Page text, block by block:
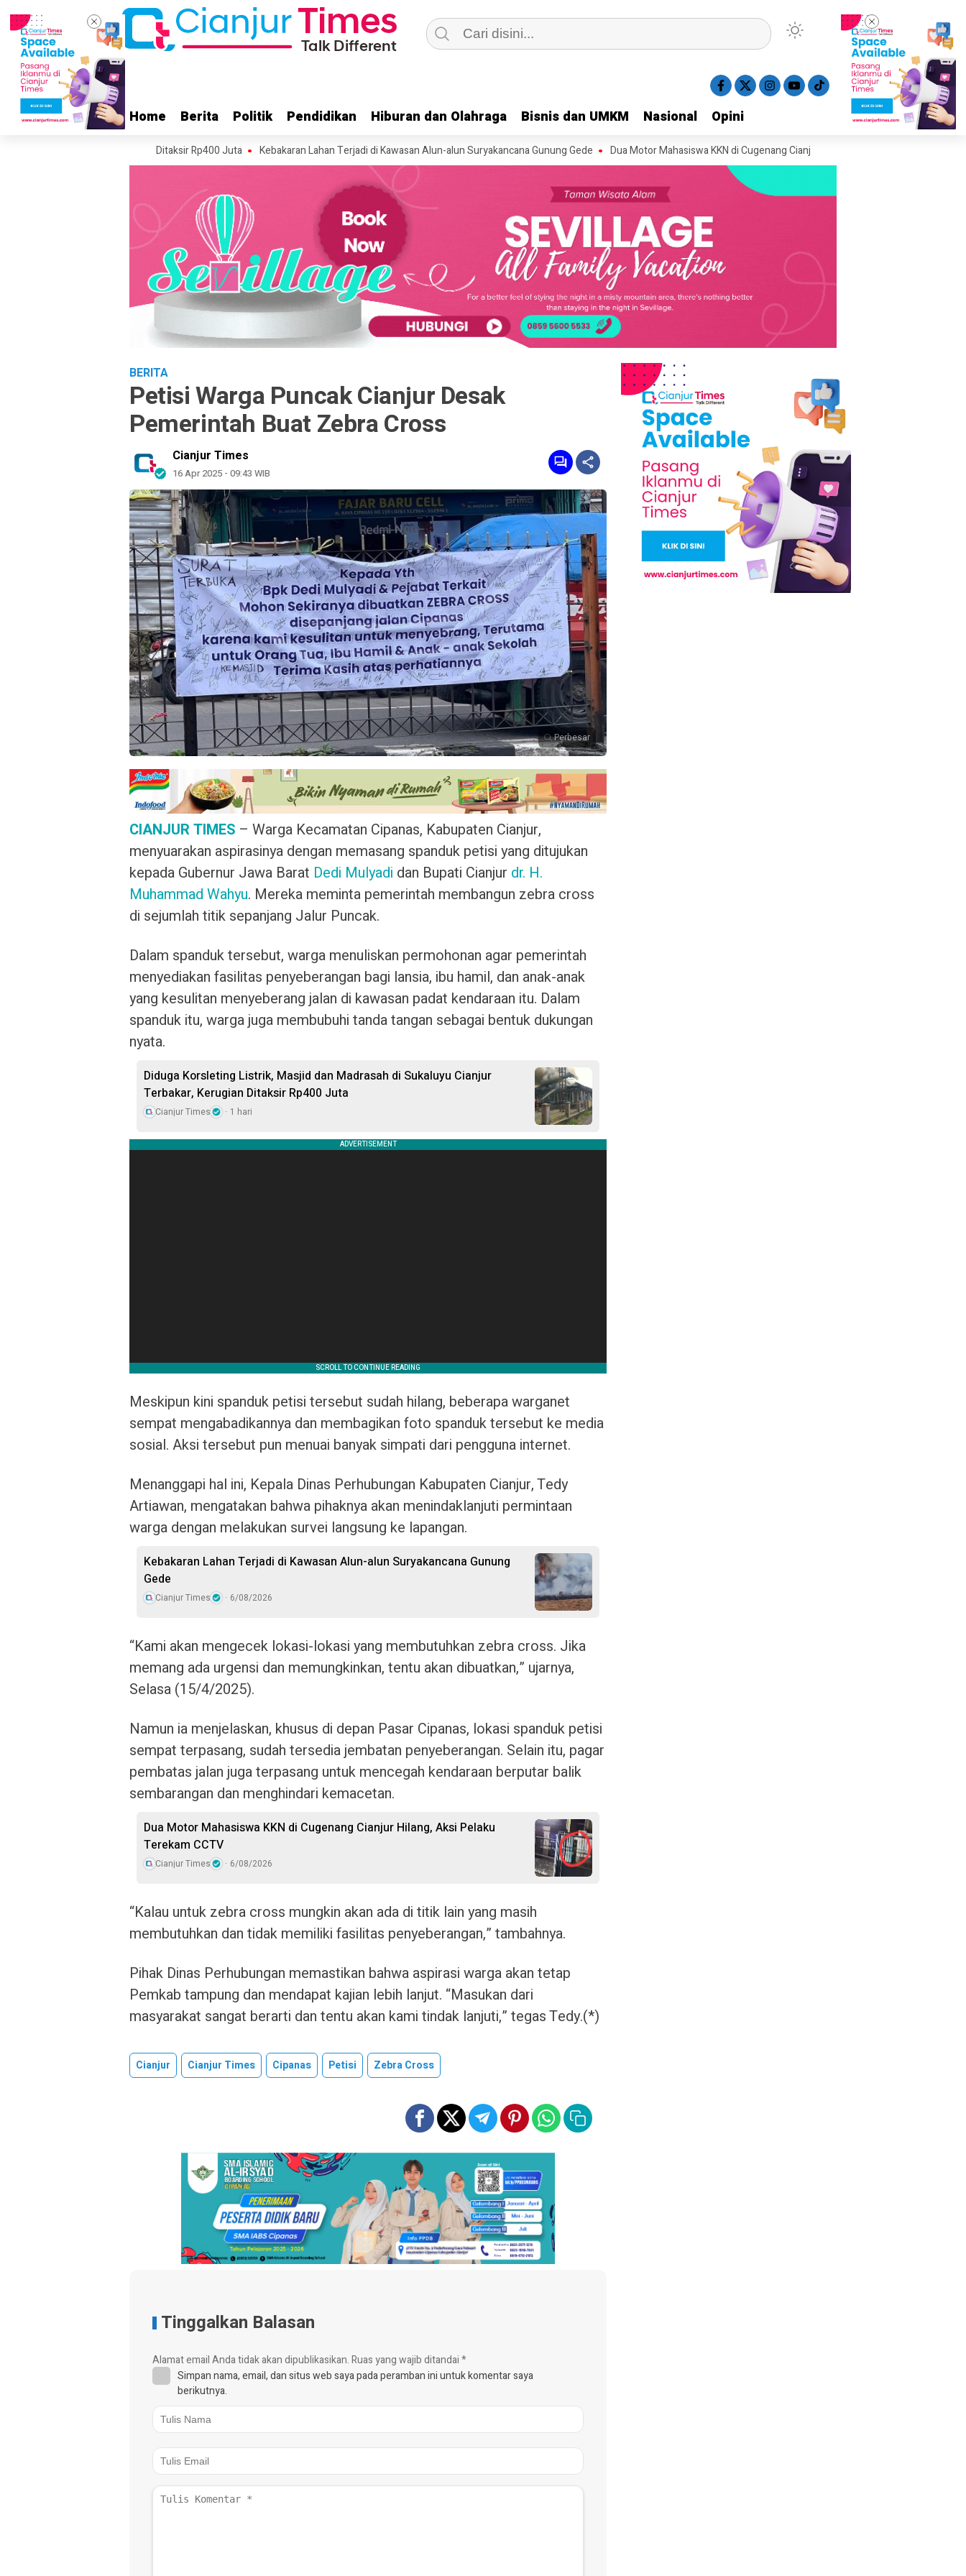
Home Berita Politik Pendidikan Hiburan dan Olahraga Bisnis dan UMKM Nasional Opini
Home Berita Politik Pendidikan Hiburan dan Olahraga Bisnis dan UMKM Nasional Opini
Terbakar, Kerugian Ditaksir Rp400 Juta Kebakaran Lahan Terjadi di Kawasan Alun-alun Suryakancana Gunung Gede Dua Motor Mahasiswa KKN di Cugenang Cianjur Hilang, Aksi Pelaku Terekam CCTV
BERITA
Petisi Warga Puncak Cianjur Desak
Pemerintah Buat Zebra Cross
Cianjur Times
16 Apr 2025 - 09:43 WIB
Perbesar
CIANJUR TIMES – Warga Kecamatan Cipanas, Kabupaten Cianjur,
menyuarakan aspirasinya dengan memasang spanduk petisi yang ditujukan
kepada Gubernur Jawa Barat Dedi Mulyadi dan Bupati Cianjur dr. H.
Muhammad Wahyu. Mereka meminta pemerintah membangun zebra cross
di sejumlah titik sepanjang Jalur Puncak.
Dalam spanduk tersebut, warga menuliskan permohonan agar pemerintah
menyediakan fasilitas penyeberangan bagi lansia, ibu hamil, dan anak-anak
yang kesulitan menyeberang jalan di kawasan padat kendaraan itu. Dalam
spanduk itu, warga juga membubuhi tanda tangan sebagai bentuk dukungan
nyata.
Diduga Korsleting Listrik, Masjid dan Madrasah di Sukaluyu Cianjur
Terbakar, Kerugian Ditaksir Rp400 Juta
Cianjur Times 1 hari
Meskipun kini spanduk petisi tersebut sudah hilang, beberapa warganet
sempat mengabadikannya dan membagikan foto spanduk tersebut ke media
sosial. Aksi tersebut pun menuai banyak simpati dari pengguna internet.
Menanggapi hal ini, Kepala Dinas Perhubungan Kabupaten Cianjur, Tedy
Artiawan, mengatakan bahwa pihaknya akan menindaklanjuti permintaan
warga dengan melakukan survei langsung ke lapangan.
Kebakaran Lahan Terjadi di Kawasan Alun-alun Suryakancana Gunung
Gede
Cianjur Times 6/08/2026
“Kami akan mengecek lokasi-lokasi yang membutuhkan zebra cross. Jika
memang ada urgensi dan memungkinkan, tentu akan dibuatkan,” ujarnya,
Selasa (15/4/2025).
Namun ia menjelaskan, khusus di depan Pasar Cipanas, lokasi spanduk petisi
sempat terpasang, sudah tersedia jembatan penyeberangan. Selain itu, pagar
pembatas jalan juga terpasang untuk mencegah kendaraan berputar balik
sembarangan dan menghindari kemacetan.
Dua Motor Mahasiswa KKN di Cugenang Cianjur Hilang, Aksi Pelaku
Terekam CCTV
Cianjur Times 6/08/2026
“Kalau untuk zebra cross mungkin akan ada di titik lain yang masih
membutuhkan dan tidak memiliki fasilitas penyeberangan,” tambahnya.
Pihak Dinas Perhubungan memastikan bahwa aspirasi warga akan tetap
Pemkab tampung dan mendapat kajian lebih lanjut. “Masukan dari
masyarakat sangat berarti dan tentu akan kami tindak lanjuti,” tegas Tedy.(*)
Cianjur Cianjur Times Cipanas Petisi Zebra Cross
Tinggalkan Balasan
Alamat email Anda tidak akan dipublikasikan.Ruas yang wajib ditandai*
Simpan nama, email, dan situs web saya pada peramban ini untuk komentar saya
berikutnya.